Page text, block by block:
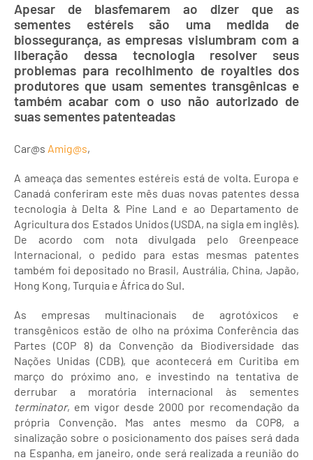
Apesar de blasfemarem ao dizer que as
sementes estéreis são uma medida de
biossegurança, as empresas vislumbram com a
liberação dessa tecnologia resolver seus
problemas para recolhimento de royalties dos
produtores que usam sementes transgênicas e
também acabar com o uso não autorizado de
suas sementes patenteadas
Car@s Amig@s,
A ameaça das sementes estéreis está de volta. Europa e
Canadá conferiram este mês duas novas patentes dessa
tecnologia à Delta & Pine Land e ao Departamento de
Agricultura dos Estados Unidos (USDA, na sigla em inglês).
De acordo com nota divulgada pelo Greenpeace
Internacional, o pedido para estas mesmas patentes
também foi depositado no Brasil, Austrália, China, Japão,
Hong Kong, Turquia e África do Sul.
As empresas multinacionais de agrotóxicos e
transgênicos estão de olho na próxima Conferência das
Partes (COP 8) da Convenção da Biodiversidade das
Nações Unidas (CDB), que acontecerá em Curitiba em
março do próximo ano, e investindo na tentativa de
derrubar a moratória internacional às sementes
terminator, em vigor desde 2000 por recomendação da
própria Convenção. Mas antes mesmo da COP8, a
sinalização sobre o posicionamento dos países será dada
na Espanha, em janeiro, onde será realizada a reunião do